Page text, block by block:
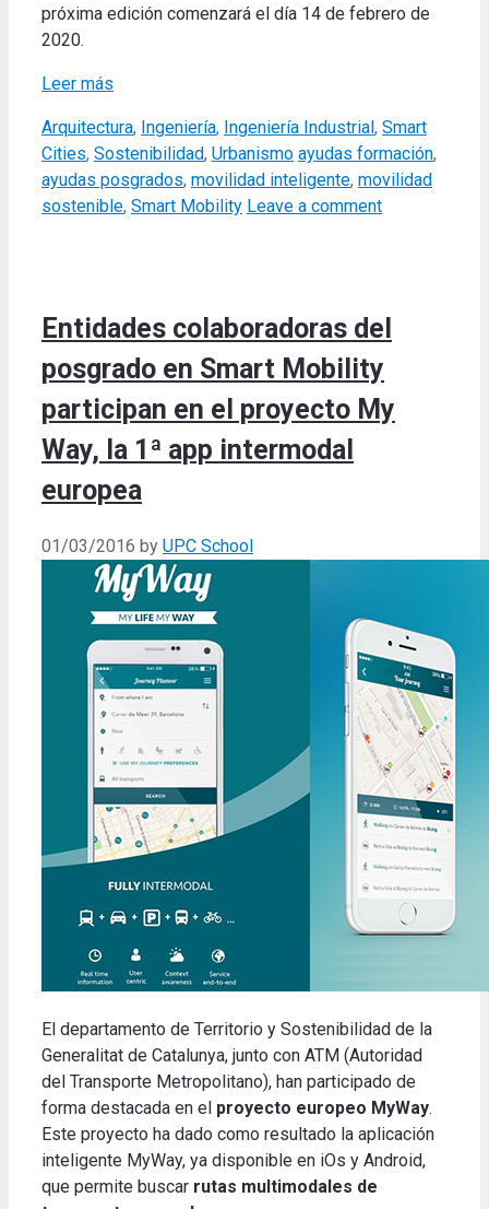
próxima edición comenzará el día 14 de febrero de
2020.
Leer más
Categories
Arquitectura, Ingeniería, Ingeniería Industrial , Smart
Cities, Sostenibilidad, Urbanismo Tags
ayudas formación,
ayudas posgrados, movilidad inteligente, movilidad
sostenible, Smart Mobility Leave a comment
Entidades colaboradoras del
posgrado en Smart Mobility
participan en el proyecto My
Way, la 1ª app intermodal
europea
01/03/2016 by UPC School
El departamento de Territorio y Sostenibilidad de la
Generalitat de Catalunya, junto con ATM (Autoridad
del Transporte Metropolitano), han participado de
forma destacada en el proyecto europeo MyWay.
Este proyecto ha dado como resultado la aplicación
inteligente MyWay, ya disponible en iOs y Android,
que permite buscar rutas multimodales de